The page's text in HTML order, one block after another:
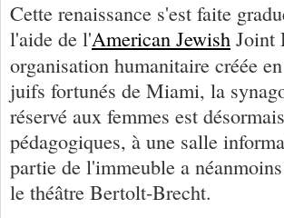
Cette renaissance s'est faite
l'aide de l'American Jewish Joint
organisation humanitaire créée
juifs fortunés de Miami, la
réservé aux femmes est
pédagogiques, à une salle
partie de l'immeuble a
le théâtre Bertolt-Brecht.